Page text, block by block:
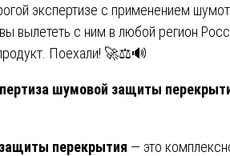
экспертизе с применением
вылететь с ним в любой регион
Поехали! 🚀⚖️🔊
шумовой защиты
перекрытия — это